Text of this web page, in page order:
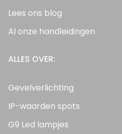
Lees ons blog
Al onze handleidingen
ALLES OVER:
Gevelverlichting
IP-waarden spots
G9 Led lampjes